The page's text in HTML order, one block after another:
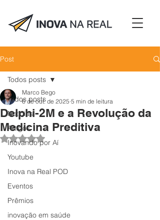
Post
Todos posts
Notícias
Artigos
Inovando por Aí
Youtube
Inova na Real POD
Eventos
Prêmios
inovação em saúde
Todos posts
Delphi-2M e a Revolução da
Medicina Preditiva
Marco Bego
6 de out. de 2025 5 min de leitura
Avaliado com NaN de 5 estrelas.